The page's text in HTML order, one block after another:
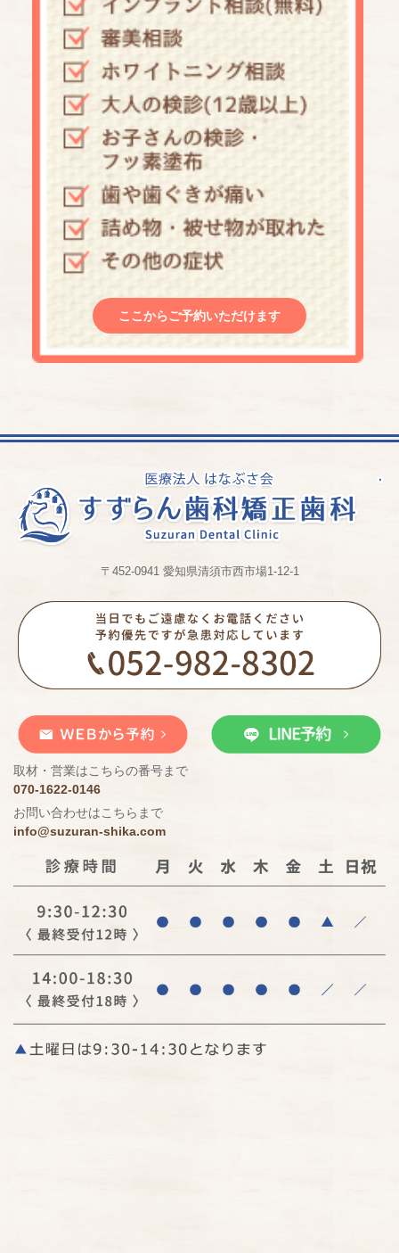
ここからご予約いただけます
〒452-0941 愛知県清須市西市場1-12-1
取材・営業はこちらの番号まで
070-1622-0146
お問い合わせはこちらまで
info@suzuran-shika.com